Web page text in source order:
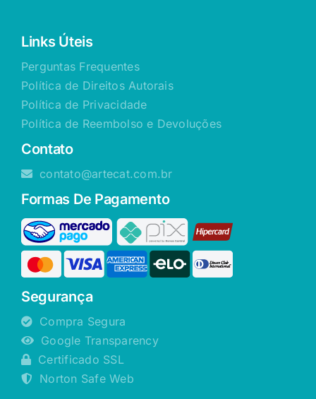
Links Úteis
Perguntas Frequentes
Política de Direitos Autorais
Política de Privacidade
Política de Reembolso e Devoluções
Contato
contato@artecat.com.br
Formas De Pagamento
Segurança
Compra Segura
Google Transparency
Certificado SSL
Norton Safe Web